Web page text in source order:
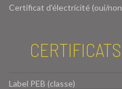
Certificat d'électricité (oui/
Label PEB (classe)